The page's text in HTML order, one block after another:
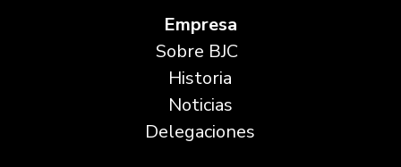
Empresa
Sobre BJC
Historia
Noticias
Delegaciones